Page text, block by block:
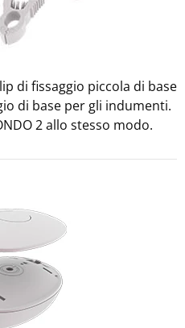
di fissaggio piccola di base
di base per gli indumenti.
2 allo stesso modo.